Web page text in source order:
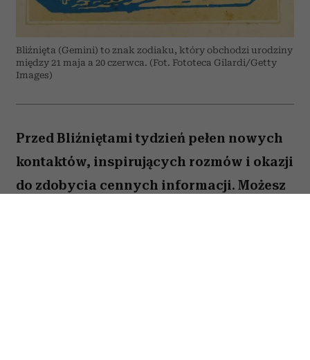
Bliźnięta (Gemini) to znak zodiaku, który obchodzi urodziny
między 21 maja a 20 czerwca. (Fot. Fototeca Gilardi/Getty
Images)
Przed Bliźniętami tydzień pełen nowych
kontaktów, inspirujących rozmów i okazji
do zdobycia cennych informacji. Możesz